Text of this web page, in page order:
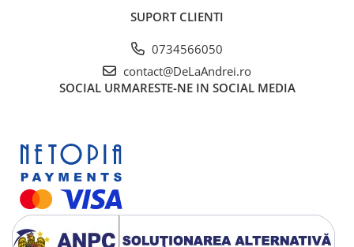
SUPORT CLIENTI
0734566050
contact@DeLaAndrei.ro
SOCIAL URMARESTE-NE IN SOCIAL MEDIA